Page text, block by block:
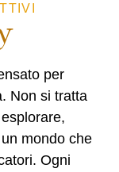
per
. Non si tratta
mondo che
Ogni